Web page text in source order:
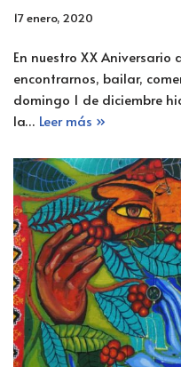
17 enero, 2020
En nuestro XX
encontrarnos, bailar,
domingo 1 de diciembre
la… Leer más »